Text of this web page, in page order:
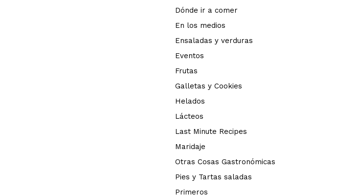
Dónde ir a comer
En los medios
Ensaladas y verduras
Eventos
Frutas
Galletas y Cookies
Helados
Lácteos
Last Minute Recipes
Maridaje
Otras Cosas Gastronómicas
Pies y Tartas saladas
Primeros